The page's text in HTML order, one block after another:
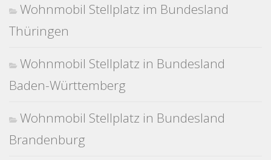
Wohnmobil Stellplatz im Bundesland
Thüringen
Wohnmobil Stellplatz in Bundesland
Baden-Württemberg
Wohnmobil Stellplatz in Bundesland
Brandenburg